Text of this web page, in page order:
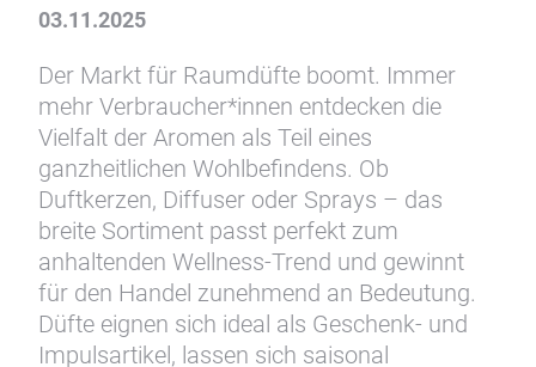
Die wunderbare Welt der Düfte
Raumdüfte: Wohlfühlmomente
für zu Hause
03.11.2025
Der Markt für Raumdüfte boomt. Immer
mehr Verbraucher*innen entdecken die
Vielfalt der Aromen als Teil eines